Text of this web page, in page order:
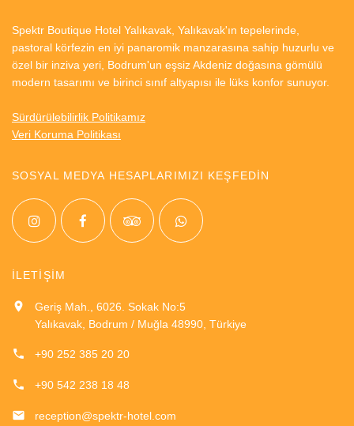
Spektr Boutique Hotel Yalıkavak, Yalıkavak'ın tepelerinde,
pastoral körfezin en iyi panaromik manzarasına sahip huzurlu ve
özel bir inziva yeri, Bodrum'un eşsiz Akdeniz doğasına gömülü
modern tasarımı ve birinci sınıf altyapısı ile lüks konfor sunuyor.
Sürdürülebilirlik Politikamız
Veri Koruma Politikası
SOSYAL MEDYA HESAPLARIMIZI KEŞFEDİN
İLETİŞİM
Geriş Mah., 6026. Sokak No:5
Yalıkavak, Bodrum / Muğla 48990, Türkiye
+90 252 385 20 20
+90 542 238 18 48
reception@spektr-hotel.com